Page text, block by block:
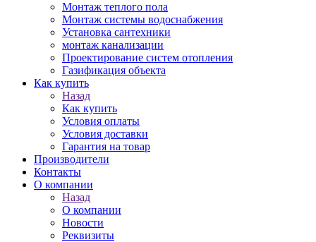
Монтаж теплого пола
Монтаж системы водоснабжения
Установка сантехники
монтаж канализации
Проектирование систем отопления
Газификация объекта
Как купить
Назад
Как купить
Условия оплаты
Условия доставки
Гарантия на товар
Производители
Контакты
О компании
Назад
О компании
Новости
Реквизиты